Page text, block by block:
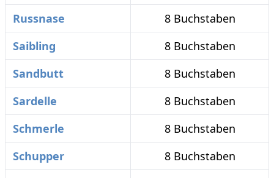
Russnase
8 Buchstaben
Saibling
8 Buchstaben
Sandbutt
8 Buchstaben
Sardelle
8 Buchstaben
Schmerle
8 Buchstaben
Schupper
8 Buchstaben